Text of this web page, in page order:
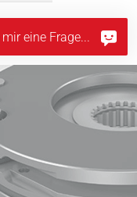
eine Frage...